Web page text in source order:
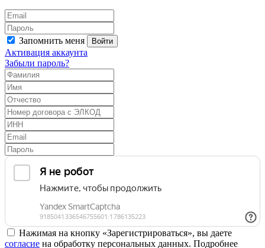
Запомнить меня Войти
Активация аккаунта
Забыли пароль?
Нажимая на кнопку «Зарегистрироваться», вы даете
согласие на обработку персональных данных. Подробнее